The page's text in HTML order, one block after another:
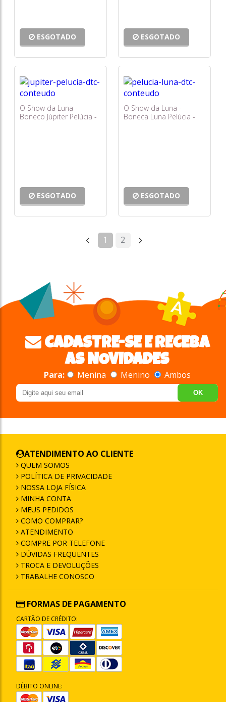
ESGOTADO ESGOTADO
O Show da Luna -
Boneco Júpiter Pelúcia -
ESGOTADO
O Show da Luna -
Boneca Luna Pelúcia -
ESGOTADO
1 2
CADASTRE-SE E RECEBA
AS NOVIDADES
Para: Menina Menino Ambos
OK
ATENDIMENTO AO CLIENTE
QUEM SOMOS
POLÍTICA DE PRIVACIDADE
NOSSA LOJA FÍSICA
MINHA CONTA
MEUS PEDIDOS
COMO COMPRAR?
ATENDIMENTO
COMPRE POR TELEFONE
DÚVIDAS FREQUENTES
TROCA E DEVOLUÇÕES
TRABALHE CONOSCO
FORMAS DE PAGAMENTO
CARTÃO DE CRÉDITO:
DÉBITO ONLINE: